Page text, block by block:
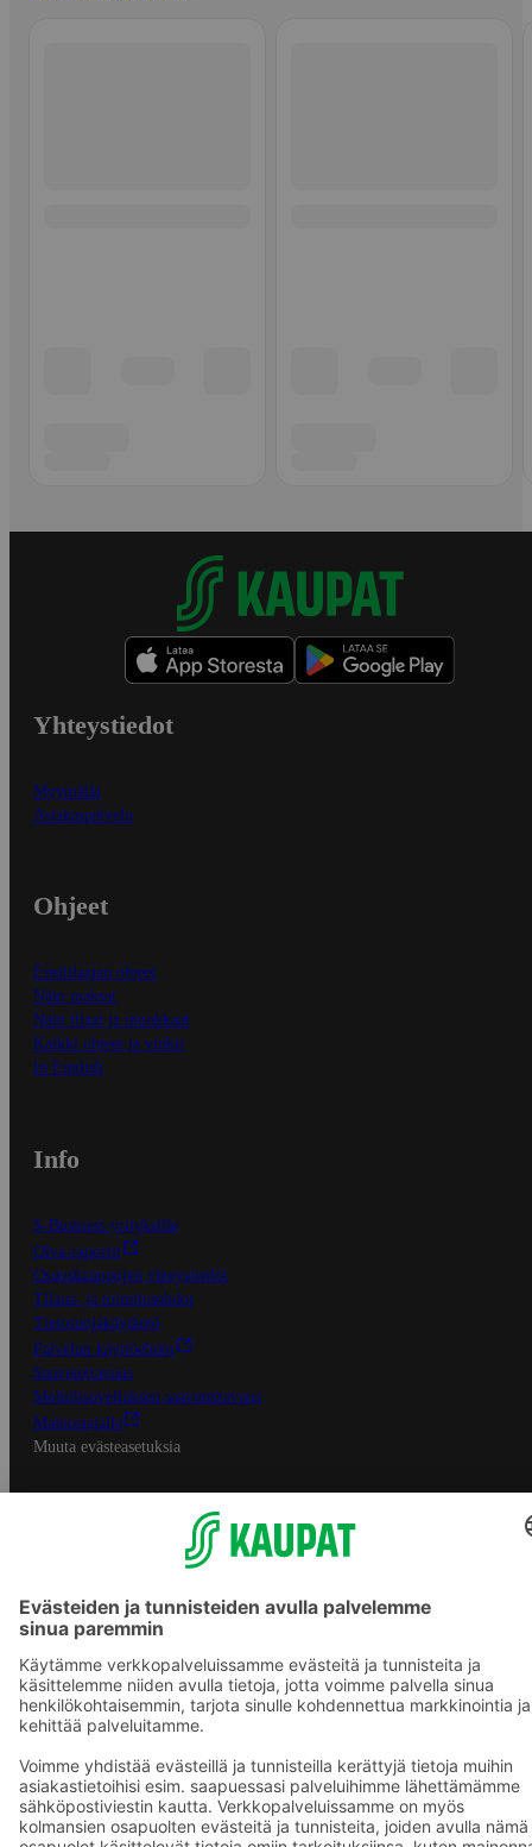
Yhteystiedot
Myymälät
Asiakaspalvelu
Ohjeet
Ensitilaajan ohjeet
Näin maksat
Näin tilaat ja muokkaat
Kaikki ohjeet ja vinkit
In English
Info
S-Business yrityksille
Oiva-raportit
Osuuskauppojen yhteystiedot
Tilaus- ja toimitusehdot
Tietosuojakäytäntö
Palvelun käyttöehdot
Saavutettavuus
Mobiilisovelluksen saavutettavuus
Mainostajalle
Muuta evästeasetuksia
S-ryhmän palvelut
S-ryhmä
Asiakasomistajuus
Yhteishyvä Ruoka -sovellus
S-ostoslista -sovellus
Prisma.fi
Sokos.fi
S-Pankki
Yhteishyvä
Sokos Hotels
Raflaamo